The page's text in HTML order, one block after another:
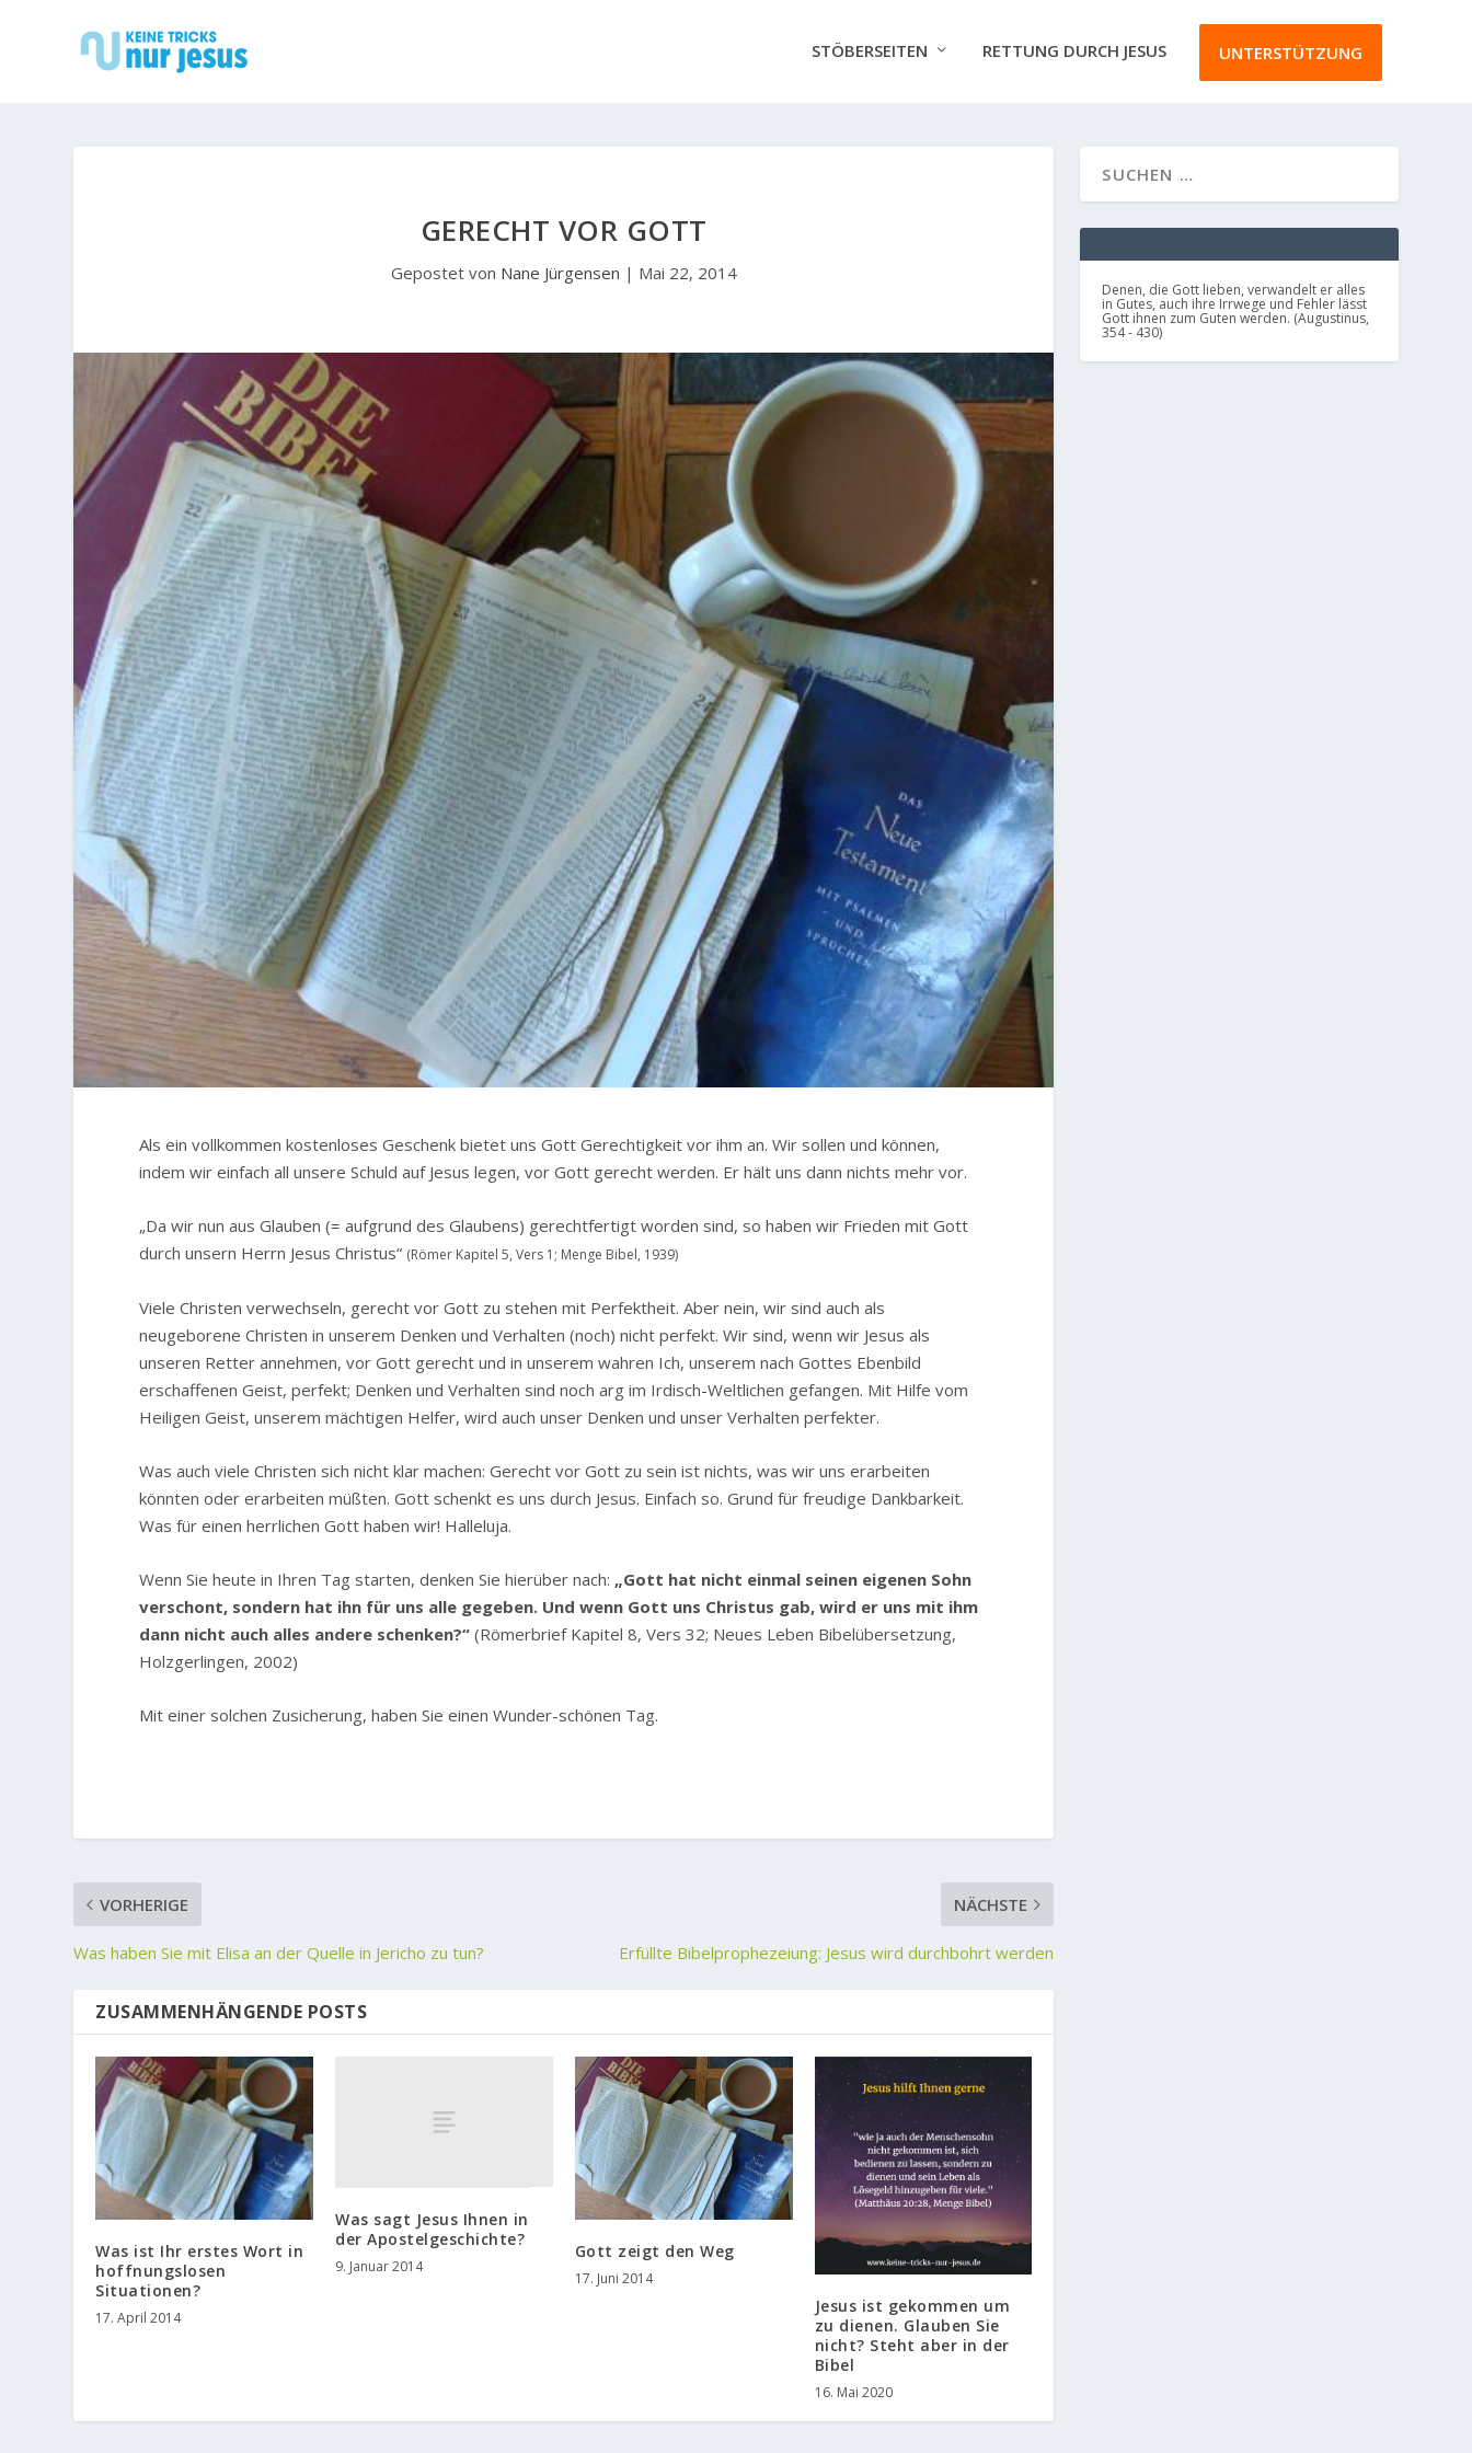
STÖBERSEITEN RETTUNG DURCH JESUS UNTERSTÜTZUNG
GERECHT VOR GOTT
Gepostet von Nane Jürgensen | Mai 22, 2014
Als ein vollkommen kostenloses Geschenk bietet uns Gott Gerechtigkeit vor ihm an. Wir sollen und können,
indem wir einfach all unsere Schuld auf Jesus legen, vor Gott gerecht werden. Er hält uns dann nichts mehr vor.
„Da wir nun aus Glauben (= aufgrund des Glaubens) gerechtfertigt worden sind, so haben wir Frieden mit Gott
durch unsern Herrn Jesus Christus“ (Römer Kapitel 5, Vers 1; Menge Bibel, 1939)
Viele Christen verwechseln, gerecht vor Gott zu stehen mit Perfektheit. Aber nein, wir sind auch als
neugeborene Christen in unserem Denken und Verhalten (noch) nicht perfekt. Wir sind, wenn wir Jesus als
unseren Retter annehmen, vor Gott gerecht und in unserem wahren Ich, unserem nach Gottes Ebenbild
erschaffenen Geist, perfekt; Denken und Verhalten sind noch arg im Irdisch-Weltlichen gefangen. Mit Hilfe vom
Heiligen Geist, unserem mächtigen Helfer, wird auch unser Denken und unser Verhalten perfekter.
Was auch viele Christen sich nicht klar machen: Gerecht vor Gott zu sein ist nichts, was wir uns erarbeiten
könnten oder erarbeiten müßten. Gott schenkt es uns durch Jesus. Einfach so. Grund für freudige Dankbarkeit.
Was für einen herrlichen Gott haben wir! Halleluja.
Wenn Sie heute in Ihren Tag starten, denken Sie hierüber nach: „Gott hat nicht einmal seinen eigenen Sohn
verschont, sondern hat ihn für uns alle gegeben. Und wenn Gott uns Christus gab, wird er uns mit ihm
dann nicht auch alles andere schenken?“ (Römerbrief Kapitel 8, Vers 32; Neues Leben Bibelübersetzung,
Holzgerlingen, 2002)
Mit einer solchen Zusicherung, haben Sie einen Wunder-schönen Tag.
VORHERIGE
Was haben Sie mit Elisa an der Quelle in Jericho zu tun?
NÄCHSTE
Erfüllte Bibelprophezeiung: Jesus wird durchbohrt werden
ZUSAMMENHÄNGENDE POSTS
Was ist Ihr erstes Wort in
hoffnungslosen
Situationen?
17. April 2014
Was sagt Jesus Ihnen in
der Apostelgeschichte?
9. Januar 2014
Gott zeigt den Weg
17. Juni 2014
Jesus ist gekommen um
zu dienen. Glauben Sie
nicht? Steht aber in der
Bibel
16. Mai 2020
Denen, die Gott lieben, verwandelt er alles
in Gutes, auch ihre Irrwege und Fehler lässt
Gott ihnen zum Guten werden. (Augustinus,
354 - 430)